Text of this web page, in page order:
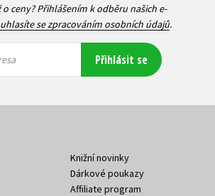
ceny? Přihlášením k odběru našich e-
se zpracováním osobních údajů.
Přihlásit se
Knižní novinky
Dárkové poukazy
Affiliate program